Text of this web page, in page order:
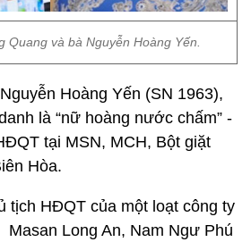
Quang và bà Nguyễn Hoàng Yến.
Hoàng Yến (SN 1963),
là “nữ hoàng nước chấm” -
tại MSN, MCH, Bột giặt
Hòa.
tịch HĐQT của một loạt công ty
Long An, Nam Ngư Phú